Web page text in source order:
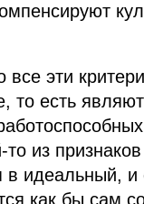
все эти
то есть
из признаков
в идеальный, и
как бы сам